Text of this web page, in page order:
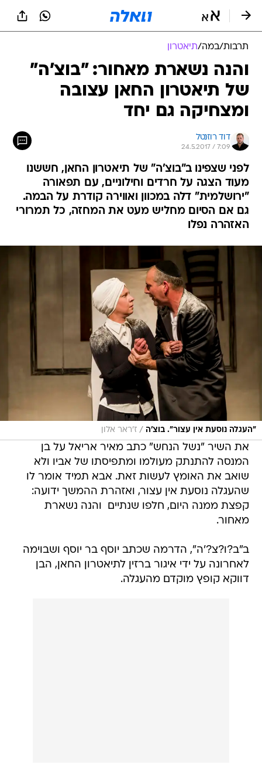
תרבות/במה/תיאטרון
והנה נשארת מאחור: "בוצ'ה"
של תיאטרון החאן עצובה
ומצחיקה גם יחד
דוד רוזנטל
24.5.2017 / 7:09
לפני שצפינו ב"בוצ'ה" של תיאטרון החאן, חששנו
מעוד הצגה על חרדים וחילוניים, עם תפאורה
"ירושלמית" דלה במכוון ואווירה קודרת על הבמה.
גם אם הסיום מחליש מעט את המחזה, כל תמרורי
האזהרה נפלו
"העגלה נוסעת אין עצור". בוצ'ה / ז'ראר אלון
את השיר "נשל הנחש" כתב מאיר אריאל על בן
המנסה להתנתק מעולמו ומתפיסתו של אביו ולא
שואב את האומץ לעשות זאת. אבא תמיד אומר לו
שהעגלה נוסעת אין עצור, ואזהרת ההמשך ידועה:
קפצת ממנה היום, חלפו שנתיים  והנה נשארת
מאחור.
ב"ב?ו?צ?'ה", הדרמה שכתב יוסף בר יוסף ושבוימה
לאחרונה על ידי איגור ברזין לתיאטרון החאן, הבן
דווקא קופץ מוקדם מהעגלה.